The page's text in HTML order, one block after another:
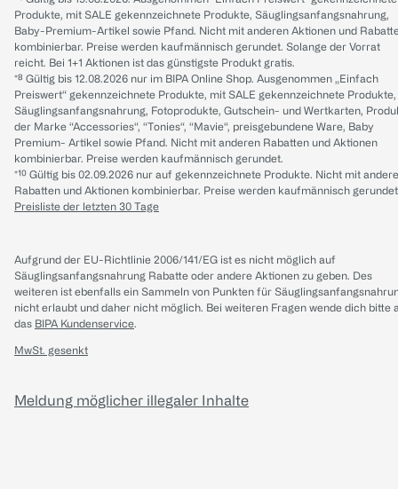
Produkte, mit SALE gekennzeichnete Produkte, Säuglingsanfangsnahrung,
Baby-Premium-Artikel sowie Pfand. Nicht mit anderen Aktionen und
kombinierbar. Preise werden kaufmännisch gerundet. Solange der Vorrat
reicht. Bei 1+1 Aktionen ist das günstigste Produkt gratis.
*⁸ Gültig bis 12.08.2026 nur im BIPA Online Shop. Ausgenommen „Einfach
Preiswert“ gekennzeichnete Produkte, mit SALE gekennzeichnete Produkte,
Säuglingsanfangsnahrung, Fotoprodukte, Gutschein- und Wertkarten,
der Marke “Accessories“, “Tonies“, “Mavie“, preisgebundene Ware, Baby
Premium- Artikel sowie Pfand. Nicht mit anderen Rabatten und Aktionen
kombinierbar. Preise werden kaufmännisch gerundet.
*¹⁰ Gültig bis 02.09.2026 nur auf gekennzeichnete Produkte. Nicht mit
Rabatten und Aktionen kombinierbar. Preise werden kaufmännisch
Preisliste der letzten 30 Tage
Aufgrund der EU-Richtlinie 2006/141/EG ist es nicht möglich auf
Säuglingsanfangsnahrung Rabatte oder andere Aktionen zu geben. Des
weiteren ist ebenfalls ein Sammeln von Punkten für
nicht erlaubt und daher nicht möglich. Bei weiteren Fragen wende dich bitte
das BIPA Kundenservice.
MwSt. gesenkt
Meldung möglicher illegaler Inhalte